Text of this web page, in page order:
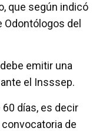
que según indicó
Odontólogos del
emitir una
el Insssep.
días, es decir
convocatoria de